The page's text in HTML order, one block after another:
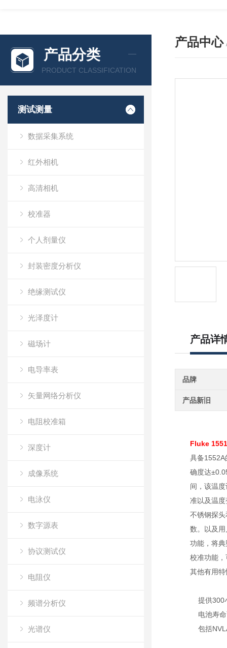
产品分类
PRODUCT CLASSIFICATION
测试测量
数据采集系统
红外相机
高清相机
校准器
个人剂量仪
封装密度分析仪
绝缘测试仪
光泽度计
磁场计
电导率表
矢量网络分析仪
电阻校准箱
深度计
成像系统
电泳仪
数字源表
协议测试仪
电阻仪
频谱分析仪
光谱仪
产品中心
产品详
品牌
产品新旧
Fluke
具备1552A
确度达
间，该温
准以及温
不锈钢探
数。以及
功能，将
校准功能
其他有用特
提供300
电池寿命
包括